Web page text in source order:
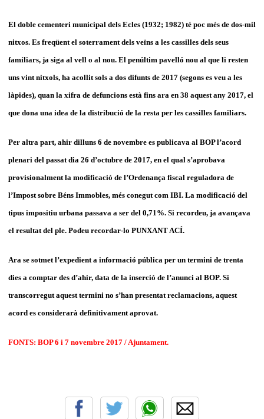
El doble cementeri municipal dels Ecles (1932; 1982) té poc més de dos-mil
nitxos. Es freqüent el soterrament dels veïns a les cassilles dels seus
familiars, ja siga al vell o al nou. El penúltim pavelló nou al que li resten
uns vint nitxols, ha acollit sols a dos difunts de 2017 (segons es veu a les
làpides), quan la xifra de defuncions està fins ara en 38 aquest any 2017, el
que dona una idea de la distribució de la resta per les cassilles familiars.
Per altra part, ahir dilluns 6 de novembre es publicava al BOP l’acord
plenari del passat dia 26 d’octubre de 2017, en el qual s’aprobava
provisionalment la modificació de l’Ordenança fiscal reguladora de
l’Impost sobre Béns Immobles, més conegut com IBI. La modificació del
tipus impositiu urbana passava a ser del 0,71%. Si recordeu, ja avançava
el resultat del ple. Podeu recordar-lo PUNXANT ACÍ.
Ara se sotmet l’expedient a informació pública per un termini de trenta
dies a comptar des d’ahir, data de la inserció de l’anunci al BOP. Si
transcorregut aquest termini no s’han presentat reclamacions, aquest
acord es considerarà definitivament aprovat.
FONTS: BOP 6 i 7 novembre 2017 / Ajuntament.